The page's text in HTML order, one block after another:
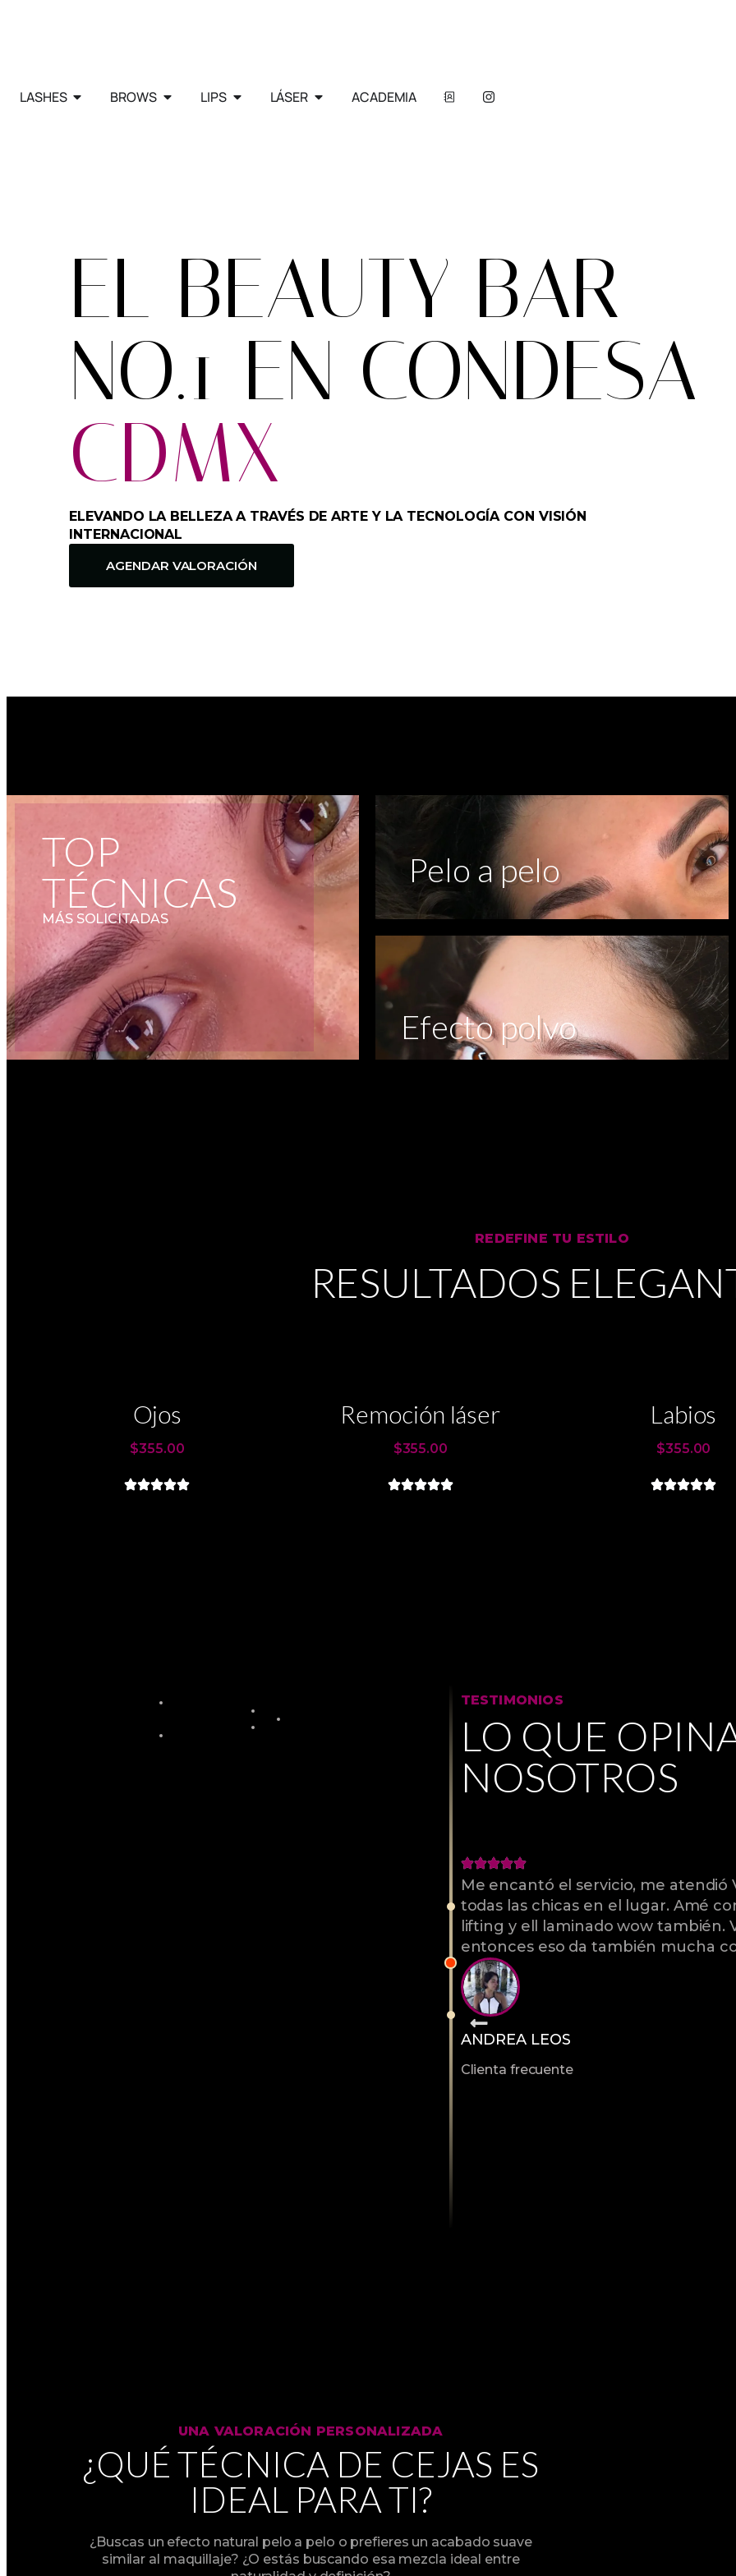
LASHES BROWS LIPS LÁSER ACADEMIA
EL BEAUTY BAR
NO.1 EN CONDESA
CDMX
ELEVANDO LA BELLEZA A TRAVÉS DE ARTE Y LA TECNOLOGÍA CON VISIÓN
INTERNACIONAL
AGENDAR VALORACIÓN
TOP
TÉCNICAS
MÁS SOLICITADAS
Pelo a pelo
Efecto polvo
REDEFINE TU ESTILO
RESULTADOS
Ojos
$355.00
Remoción láser
$355.00
Labios
$355.00
TESTIMONIOS
LO QUE
NOSOTROS
Me encantó el servicio, me
todas las chicas en el lugar. Amé
lifting y ell laminado wow también.
entonces eso da también mucha
ANDREA LEOS
Clienta frecuente
UNA VALORACIÓN PERSONALIZADA
¿QUÉ TÉCNICA DE CEJAS ES
IDEAL PARA TI?
¿Buscas un efecto natural pelo a pelo o prefieres un acabado suave
similar al maquillaje? ¿O estás buscando esa mezcla ideal entre